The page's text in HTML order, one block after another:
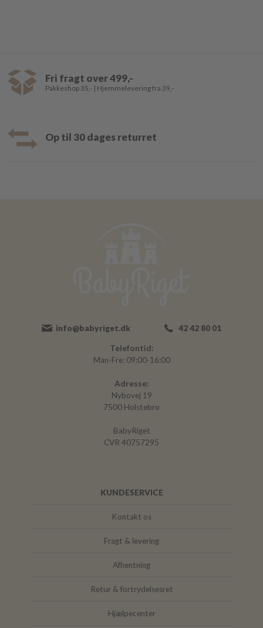
Fri fragt over 499,-
Pakkeshop 35,- | Hjemmelevering fra 39,-
Op til 30 dages returret
info@babyriget.dk 42 42 80 01
Telefontid:
Man-Fre: 09:00-16:00
Adresse:
Nybovej 19
7500 Holstebro
BabyRiget
CVR 40757295
KUNDESERVICE
Kontakt os
Fragt & levering
Afhentning
Retur & fortrydelsesret
Hjælpecenter